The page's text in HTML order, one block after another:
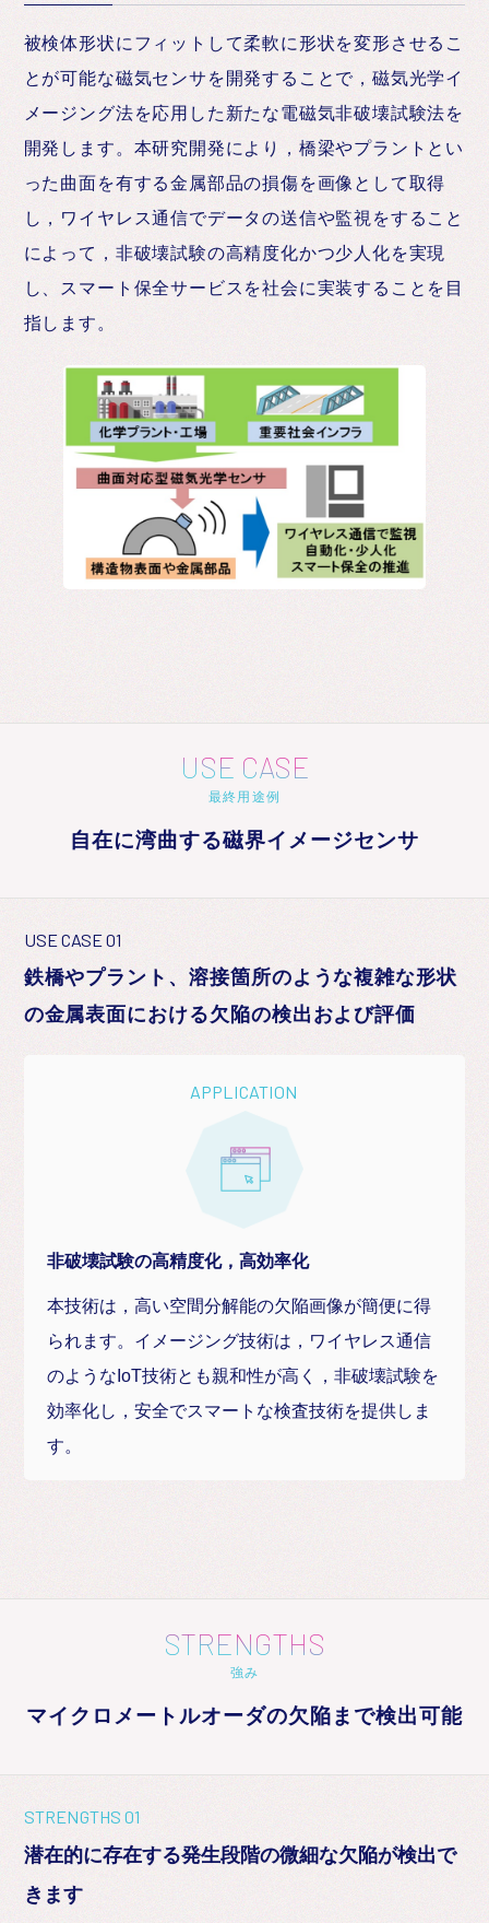
被検体形状にフィットして柔軟に形状を変形させるこ
とが可能な磁気センサを開発することで，磁気光学イ
メージング法を応用した新たな電磁気非破壊試験法を
開発します。本研究開発により，橋梁やプラントとい
った曲面を有する金属部品の損傷を画像として取得
し，ワイヤレス通信でデータの送信や監視をすること
によって，非破壊試験の高精度化かつ少人化を実現
し、スマート保全サービスを社会に実装することを目
指します。
USE CASE
最終用途例
自在に湾曲する磁界イメージセンサ
USE CASE 01
鉄橋やプラント、溶接箇所のような複雑な形状
の金属表面における欠陥の検出および評価
APPLICATION
非破壊試験の高精度化，高効率化
本技術は，高い空間分解能の欠陥画像が簡便に得
られます。イメージング技術は，ワイヤレス通信
のようなIoT技術とも親和性が高く，非破壊試験を
効率化し，安全でスマートな検査技術を提供しま
す。
STRENGTHS
強み
マイクロメートルオーダの欠陥まで検出可能
STRENGTHS 01
潜在的に存在する発生段階の微細な欠陥が検出で
きます